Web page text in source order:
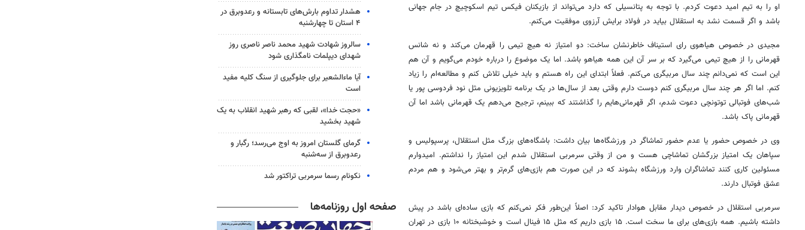
او را به تیم امید دعوت کردم. با توجه به پتانسیلی که دارد می‌تواند از بازیکنان فیکس تیم اسکوچیچ در جام جهانی
باشد و اگر قسمت نشد به استقلال بیاید در فولاد برایش آرزوی موفقیت می‌کنم.
مجیدی در خصوص هیاهوی رای استیناف خاطرنشان ساخت: دو امتیاز نه هیچ تیمی را قهرمان می‌کند و نه شانس
قهرمانی را از هیچ تیمی می‌گیرد که بر سر آن این همه هیاهو باشد. اما یک موضوع را درباره خودم می‌گویم و آن هم
این است که نمی‌دانم چند سال مربیگری می‌کنم. فعلاً ابتدای این راه هستم و باید خیلی تلاش کنم و مطالعه‌ام را زیاد
کنم. اما اگر هر چند سال مربیگری کنم دوست دارم وقتی بعد از سال‌ها در یک برنامه تلویزیونی مثل نود فردوسی پور یا
شب‌های فوتبالی توتونچی دعوت شدم، اگر قهرمانی‌هایم را گذاشتند که ببینم، ترجیح می‌دهم یک قهرمانی باشد اما آن
قهرمانی پاک باشد.
وی در خصوص حضور یا عدم حضور تماشاگر در ورزشگاه‌ها بیان داشت: باشگاه‌های بزرگ مثل استقلال، پرسپولیس و
سپاهان یک امتیاز بزرگشان تماشاچی هست و من از وقتی سرمربی استقلال شدم این امتیاز را نداشتم. امیدوارم
مسئولین کاری کنند تماشاگران وارد ورزشگاه بشوند که در این صورت هم بازی‌های گرم‌تر و بهتر می‌شود و هم مردم
عشق فوتبال دارند.
سرمربی استقلال در خصوص دیدار مقابل هوادار تاکید کرد: اصلاً این‌طور فکر نمی‌کنم که بازی ساده‌ای باشد در پیش
داشته باشیم. همه بازی‌های برای ما سخت است. ۱۵ بازی داریم که مثل ۱۵ فینال است و خوشبختانه ۱۰ بازی در تهران
هشدار تداوم بارش‌های تابستانه و رعدوبرق در
۴ استان تا چهارشنبه
سالروز شهادت شهید محمد ناصر ناصری روز
شهدای دیپلمات نامگذاری شود
آیا ماءالشعیر برای جلوگیری از سنگ کلیه مفید
است
«حجت خدا»، لقبی که رهبر شهید انقلاب به یک
شهید بخشید
گرمای گلستان امروز به اوج می‌رسد؛ رگبار و
رعدوبرق از سه‌شنبه
نکونام رسما سرمربی تراکتور شد
صفحه اول روزنامه‌ها